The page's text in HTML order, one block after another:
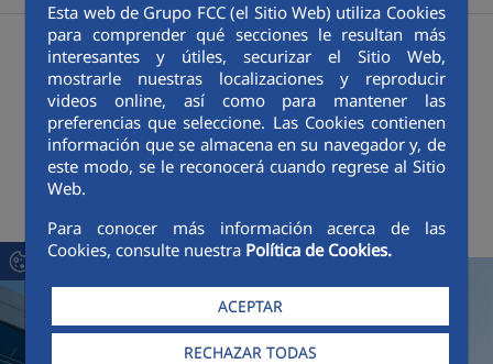
Esta web de Grupo FCC (el Sitio Web) utiliza Cookies
para comprender qué secciones le resultan más
interesantes y útiles, securizar el Sitio Web,
mostrarle nuestras localizaciones y reproducir
videos online, así como para mantener las
preferencias que seleccione. Las Cookies contienen
información que se almacena en su navegador y, de
este modo, se le reconocerá cuando regrese al Sitio
Web.
Para conocer más información acerca de las
Cookies, consulte nuestra Política de Cookies.
ACEPTAR
RECHAZAR TODAS
Actualidad
+ Buscador